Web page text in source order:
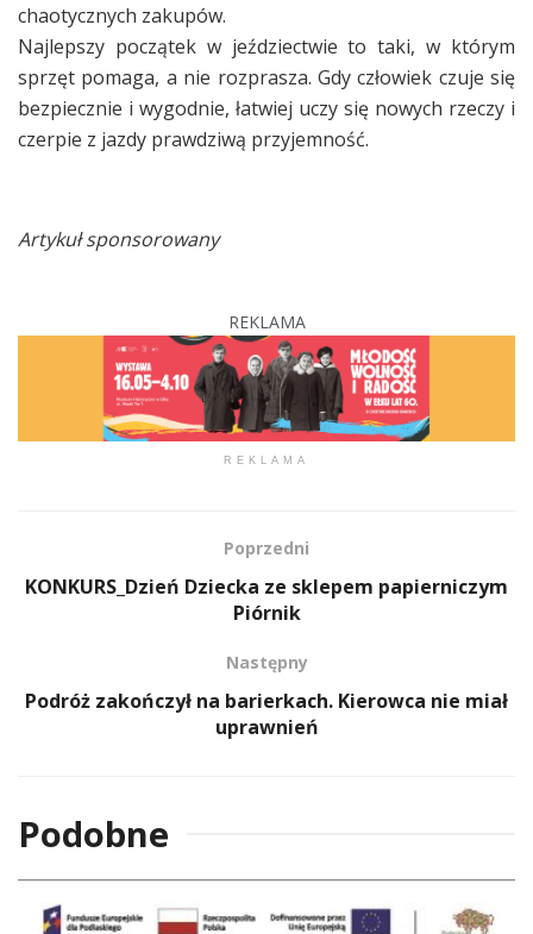
chaotycznych zakupów.
Najlepszy początek w jeździectwie to taki, w którym
sprzęt pomaga, a nie rozprasza. Gdy człowiek czuje się
bezpiecznie i wygodnie, łatwiej uczy się nowych rzeczy i
czerpie z jazdy prawdziwą przyjemność.
Artykuł sponsorowany
REKLAMA
REKLAMA
Poprzedni
KONKURS_Dzień Dziecka ze sklepem papierniczym
Piórnik
Następny
Podróż zakończył na barierkach. Kierowca nie miał
uprawnień
Podobne